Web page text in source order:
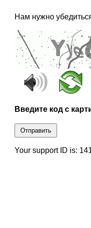
Нам нужно
Введите код с
Отправить
Your support ID is: